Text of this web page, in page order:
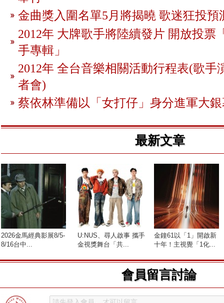
金曲獎入圍名單5月將揭曉 歌迷狂投預
2012年 大牌歌手將陸續發片 開放投票
手專輯」
2012年 全台音樂相關活動行程表(歌手
者會)
蔡依林準備以「女打仔」身分進軍大
最新文章
2026金馬經典影展8/5-
8/16台中...
U:NUS、尋人啟事 攜手
金視獎舞台「共...
金鐘61以「1」開啟新
十年！主視覺「1化...
會員留言討論